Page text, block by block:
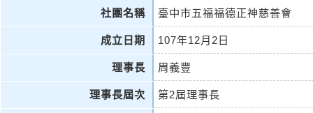
社團名稱 臺中市五福福德正神慈善會
成立日期 107年12月2日
理事長 周義豐
理事長屆次 第2屆理事長